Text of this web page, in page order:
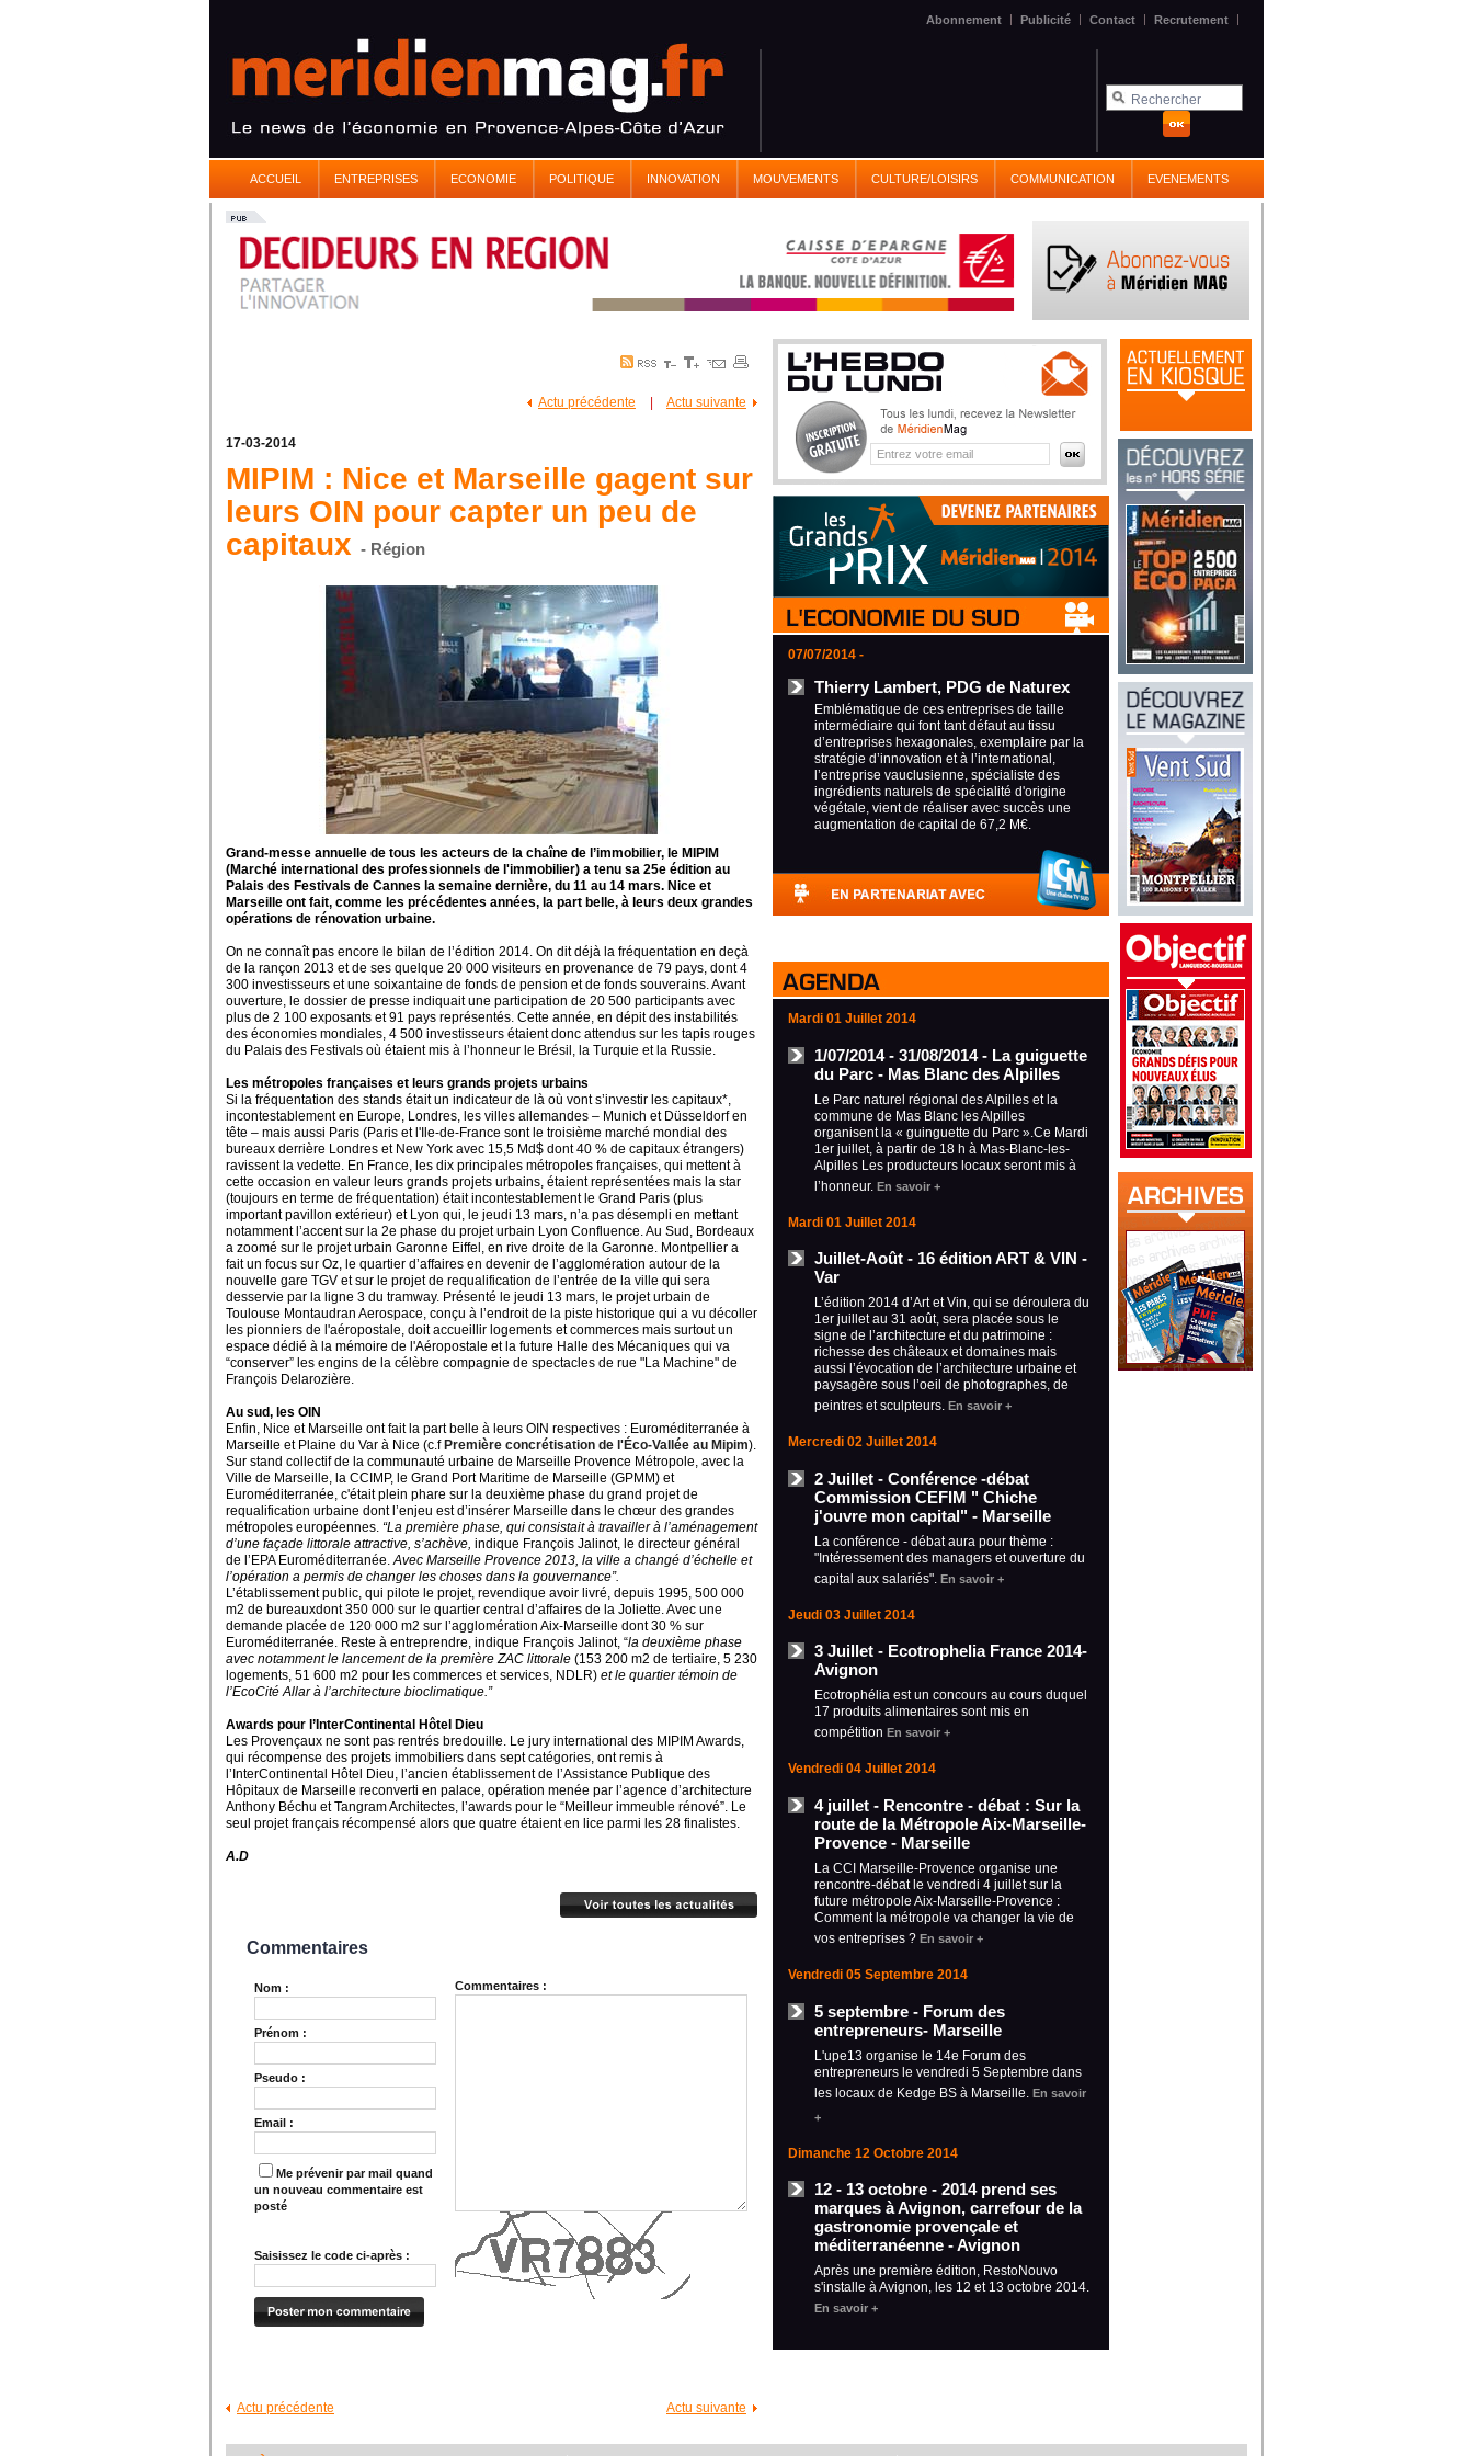
Abonnement | Publicité | Contact | Recrutement |
ACCUEIL ENTREPRISES ECONOMIE POLITIQUE INNOVATION MOUVEMENTS CULTURE/LOISIRS COMMUNICATION EVENEMENTS
Actu précédente Actu suivante
17-03-2014
MIPIM : Nice et Marseille gagent sur
leurs OIN pour capter un peu de
capitaux - Région
Grand-messe annuelle de tous les acteurs de la chaîne de l’immobilier, le MIPIM
(Marché international des professionnels de l'immobilier) a tenu sa 25e édition au
Palais des Festivals de Cannes la semaine dernière, du 11 au 14 mars. Nice et
Marseille ont fait, comme les précédentes années, la part belle, à leurs deux grandes
opérations de rénovation urbaine.
On ne connaît pas encore le bilan de l’édition 2014. On dit déjà la fréquentation en deçà
de la rançon 2013 et de ses quelque 20 000 visiteurs en provenance de 79 pays, dont 4
300 investisseurs et une soixantaine de fonds de pension et de fonds souverains.Avant
ouverture, le dossier de presse indiquait une participation de 20 500 participants avec
plus de 2 100 exposants et 91 pays représentés. Cette année, en dépit des instabilités
des économies mondiales, 4 500 investisseurs étaient donc attendus sur les tapis rouges
du Palais des Festivals où étaient mis à l’honneur le Brésil, la Turquie et la Russie.
Les métropoles françaises et leurs grands projets urbains
Si la fréquentation des stands était un indicateur de là où vont s’investir les capitaux*,
incontestablement en Europe, Londres, les villes allemandes – Munich et Düsseldorf en
tête – mais aussi Paris (Paris et l'Ile-de-France sont le troisième marché mondial des
bureaux derrière Londres et New York avec 15,5 Md$ dont 40 % de capitaux étrangers)
ravissent la vedette. En France, les dix principales métropoles françaises, qui mettent à
cette occasion en valeur leurs grands projets urbains, étaient représentées mais la star
(toujours en terme de fréquentation) était incontestablement le Grand Paris (plus
important pavillon extérieur) et Lyon qui, le jeudi 13 mars, n’a pas désempli en mettant
notamment l’accent sur la 2e phase du projet urbain Lyon Confluence. Au Sud, Bordeaux
a zoomé sur le projet urbain Garonne Eiffel, en rive droite de la Garonne. Montpellier a
fait un focus sur Oz, le quartier d’affaires en devenir de l’agglomération autour de la
nouvelle gare TGV et sur le projet de requalification de l’entrée de la ville qui sera
desservie par la ligne 3 du tramway. Présenté le jeudi 13 mars, le projet urbain de
Toulouse Montaudran Aerospace, conçu à l’endroit de la piste historique qui a vu décoller
les pionniers de l'aéropostale, doit accueillir logements et commerces mais surtout un
espace dédié à la mémoire de l'Aéropostale et la future Halle des Mécaniques qui va
“conserver” les engins de la célèbre compagnie de spectacles de rue "La Machine" de
François Delarozière.
Au sud, les OIN
Enfin, Nice et Marseille ont fait la part belle à leurs OIN respectives : Euroméditerranée à
Marseille et Plaine du Var à Nice (c.f Première concrétisation de l'Éco-Vallée au Mipim).
Sur stand collectif de la communauté urbaine de Marseille Provence Métropole, avec la
Ville de Marseille, la CCIMP, le Grand Port Maritime de Marseille (GPMM) et
Euroméditerranée, c'était plein phare sur la deuxième phase du grand projet de
requalification urbaine dont l’enjeu est d’insérer Marseille dans le chœur des grandes
métropoles européennes. “La première phase, qui consistait à travailler à l’aménagement
d’une façade littorale attractive, s’achève, indique François Jalinot, le directeur général
de l’EPA Euroméditerranée.Avec Marseille Provence 2013, la ville a changé d’échelle et
l’opération a permis de changer les choses dans la gouvernance”.
L’établissement public, qui pilote le projet, revendique avoir livré, depuis 1995, 500 000
m2 de bureauxdont 350 000 sur le quartier central d’affaires de la Joliette. Avec une
demande placée de 120 000 m2 sur l’agglomération Aix-Marseille dont 30 % sur
Euroméditerranée. Reste à entreprendre, indique François Jalinot, “la deuxième phase
avec notamment le lancement de la première ZAC littorale (153 200 m2 de tertiaire, 5 230
logements, 51 600 m2 pour les commerces et services, NDLR) et le quartier témoin de
l’EcoCité Allar à l’architecture bioclimatique.”
Awards pour l’InterContinental Hôtel Dieu
Les Provençaux ne sont pas rentrés bredouille. Le jury international des MIPIM Awards,
qui récompense des projets immobiliers dans sept catégories, ont remis à
l’InterContinental Hôtel Dieu, l’ancien établissement de l’Assistance Publique des
Hôpitaux de Marseille reconverti en palace, opération menée par l’agence d’architecture
Anthony Béchu et Tangram Architectes, l’awards pour le “Meilleur immeuble rénové”. Le
seul projet français récompensé alors que quatre étaient en lice parmi les 28 finalistes.
A.D
Commentaires
Nom :
Prénom :
Pseudo :
Email :
Me prévenir par mail quand
un nouveau commentaire est
posté
Saisissez le code ci-après :
Commentaires :
Actu suivante
Actu précédente
07/07/2014 -
Thierry Lambert, PDG de Naturex
Emblématique de ces entreprises de taille
intermédiaire qui font tant défaut au tissu
d’entreprises hexagonales, exemplaire par la
stratégie d’innovation et à l’international,
l’entreprise vauclusienne, spécialiste des
ingrédients naturels de spécialité d'origine
végétale, vient de réaliser avec succès une
augmentation de capital de 67,2 M€.
Mardi 01 Juillet 2014
1/07/2014 - 31/08/2014 - La guiguette
du Parc - Mas Blanc des Alpilles
Le Parc naturel régional des Alpilles et la
commune de Mas Blanc les Alpilles
organisent la « guinguette du Parc ».Ce Mardi
1er juillet, à partir de 18 h à Mas-Blanc-les-
Alpilles Les producteurs locaux seront mis à
l’honneur. En savoir +
Mardi 01 Juillet 2014
Juillet-Août - 16 édition ART & VIN -
Var
L’édition 2014 d’Art et Vin, qui se déroulera du
1er juillet au 31 août, sera placée sous le
signe de l’architecture et du patrimoine :
richesse des châteaux et domaines mais
aussi l’évocation de l’architecture urbaine et
paysagère sous l’oeil de photographes, de
peintres et sculpteurs. En savoir +
Mercredi 02 Juillet 2014
2 Juillet - Conférence -débat
Commission CEFIM " Chiche
j'ouvre mon capital" - Marseille
La conférence - débat aura pour thème :
"Intéressement des managers et ouverture du
capital aux salariés". En savoir +
Jeudi 03 Juillet 2014
3 Juillet - Ecotrophelia France 2014-
Avignon
Ecotrophélia est un concours au cours duquel
17 produits alimentaires sont mis en
compétition En savoir +
Vendredi 04 Juillet 2014
4 juillet - Rencontre - débat : Sur la
route de la Métropole Aix-Marseille-
Provence - Marseille
La CCI Marseille-Provence organise une
rencontre-débat le vendredi 4 juillet sur la
future métropole Aix-Marseille-Provence :
Comment la métropole va changer la vie de
vos entreprises ? En savoir +
Vendredi 05 Septembre 2014
5 septembre - Forum des
entrepreneurs- Marseille
L'upe13 organise le 14e Forum des
entrepreneurs le vendredi 5 Septembre dans
les locaux de Kedge BS à Marseille. En savoir
+
Dimanche 12 Octobre 2014
12 - 13 octobre - 2014 prend ses
marques à Avignon, carrefour de la
gastronomie provençale et
méditerranéenne - Avignon
Après une première édition, RestoNouvo
s'installe à Avignon, les 12 et 13 octobre 2014.
En savoir +